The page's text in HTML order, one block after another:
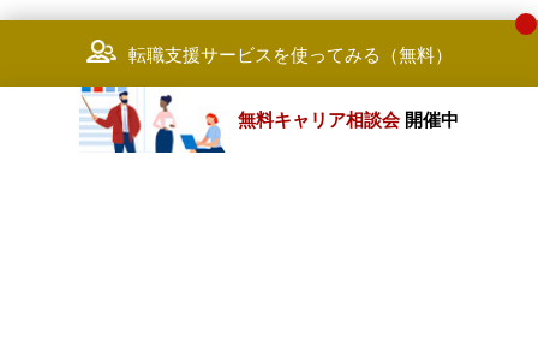
転職支援サービスを使ってみる（無料）
無料キャリア相談会 開催中